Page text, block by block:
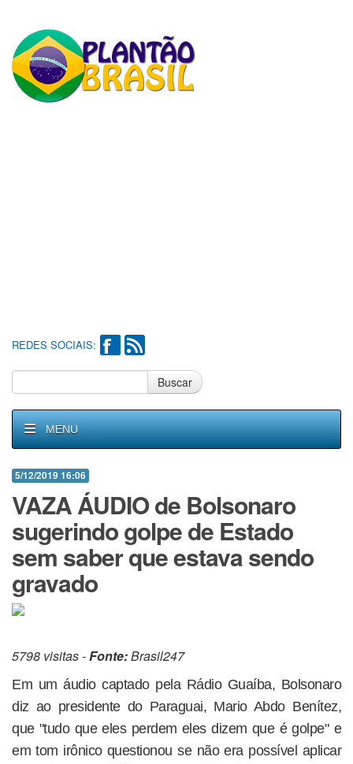
REDES SOCIAIS:
Buscar
MENU
5/12/2019 16:06
VAZA ÁUDIO de Bolsonaro
sugerindo golpe de Estado
sem saber que estava sendo
gravado
5798 visitas -Fonte:Brasil247
Em um áudio captado pela Rádio Guaíba, Bolsonaro
diz ao presidente do Paraguai, Mario Abdo Benítez,
que "tudo que eles perdem eles dizem que é golpe" e
em tom irônico questionou se não era possível aplicar